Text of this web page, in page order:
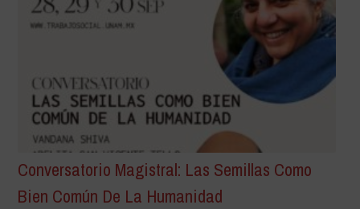
Conversatorio Magistral: Las Semillas Como
Bien Común De La Humanidad